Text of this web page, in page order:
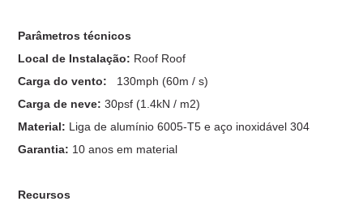
Parâmetros técnicos
Local de Instalação: Roof Roof
Carga do vento:
130mph (60m / s)
Carga de neve: 30psf (1.4kN / m2)
Material: Liga de alumínio 6005-T5 e aço inoxidável 304
Garantia: 10 anos em material
Recursos